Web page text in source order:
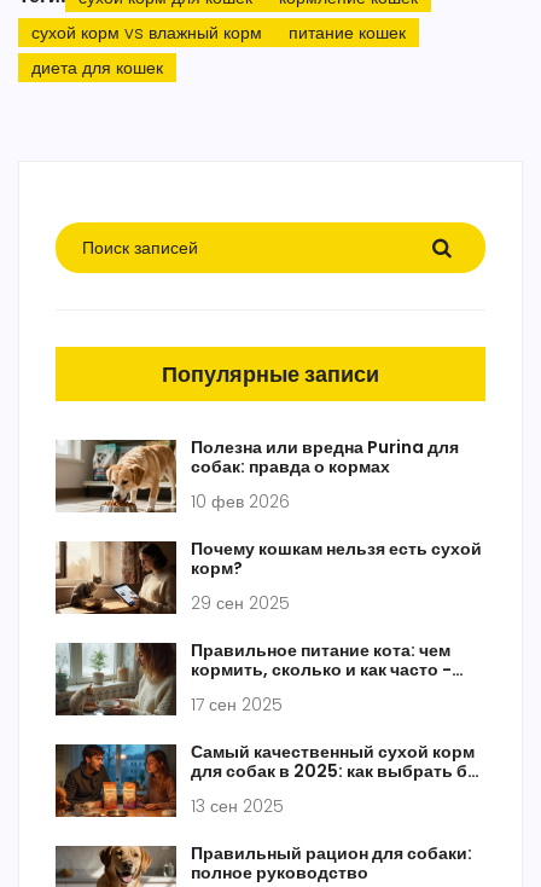
сухой корм vs влажный корм
питание кошек
диета для кошек
Популярные записи
Полезна или вредна Purina для
собак: правда о кормах
10 фев 2026
Почему кошкам нельзя есть сухой
корм?
29 сен 2025
Правильное питание кота: чем
кормить, сколько и как часто -
17 сен 2025
Самый качественный сухой корм
для собак в 2025: как выбрать без
13 сен 2025
Правильный рацион для собаки:
полное руководство